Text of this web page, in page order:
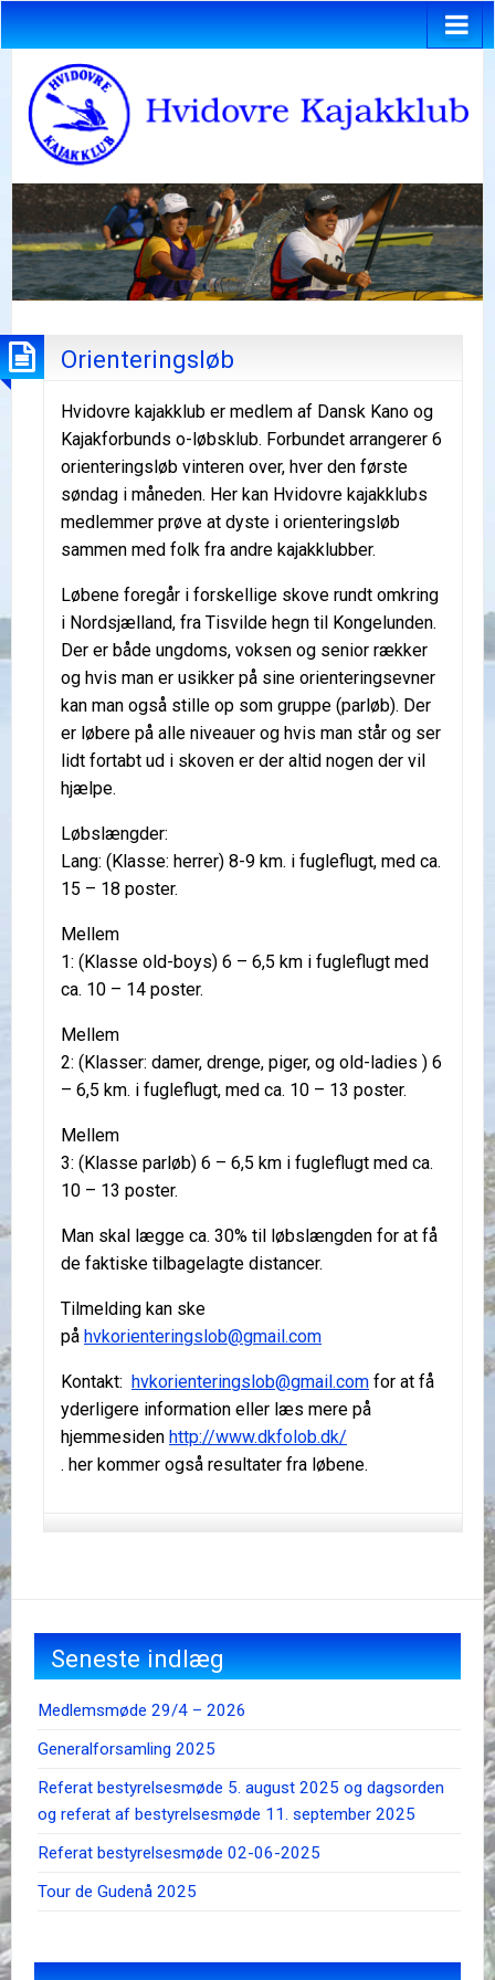
Orienteringsløb
Hvidovre kajakklub er medlem af Dansk Kano og
Kajakforbunds o-løbsklub. Forbundet arrangerer 6
orienteringsløb vinteren over, hver den første
søndag i måneden. Her kan Hvidovre kajakklubs
medlemmer prøve at dyste i orienteringsløb
sammen med folk fra andre kajakklubber.
Løbene foregår i forskellige skove rundt omkring
i Nordsjælland, fra Tisvilde hegn til Kongelunden.
Der er både ungdoms, voksen og senior rækker
og hvis man er usikker på sine orienteringsevner
kan man også stille op som gruppe (parløb). Der
er løbere på alle niveauer og hvis man står og ser
lidt fortabt ud i skoven er der altid nogen der vil
hjælpe.
Løbslængder:
Lang: (Klasse: herrer) 8-9 km. i fugleflugt, med ca.
15 – 18 poster.
Mellem
1: (Klasse old-boys) 6 – 6,5 km i fugleflugt med
ca. 10 – 14 poster.
Mellem
2: (Klasser: damer, drenge, piger, og old-ladies ) 6
– 6,5 km. i fugleflugt, med ca. 10 – 13 poster.
Mellem
3: (Klasse parløb) 6 – 6,5 km i fugleflugt med ca.
10 – 13 poster.
Man skal lægge ca. 30% til løbslængden for at få
de faktiske tilbagelagte distancer.
Tilmelding kan ske
på hvkorienteringslob@gmail.com
Kontakt: hvkorienteringslob@gmail.com for at få
yderligere information eller læs mere på
hjemmesiden http://www.dkfolob.dk/
. her kommer også resultater fra løbene.
Seneste indlæg
Medlemsmøde 29/4 – 2026
Generalforsamling 2025
Referat bestyrelsesmøde 5. august 2025 og dagsorden
og referat af bestyrelsesmøde 11. september 2025
Referat bestyrelsesmøde 02-06-2025
Tour de Gudenå 2025